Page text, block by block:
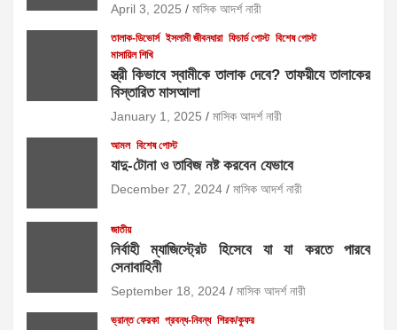
April 3, 2025 মাসিক আদর্শ নারী
তালাক-ডিভোর্স ইসলামী জীবনধারা ফিচার্ড পোস্ট বিশেষ পোস্ট
মাসায়িল শিখি
স্ত্রী কিভাবে স্বামীকে তালাক দেবে? তাফয়ীযে তালাকের
বিস্তারিত মাসআলা
January 1, 2025 মাসিক আদর্শ নারী
আমল বিশেষ পোস্ট
যাদু-টোনা ও তাবিজ নষ্ট করবেন যেভাবে
December 27, 2024 মাসিক আদর্শ নারী
জাতীয়
নির্বাহী ম্যাজিস্ট্রেট হিসেবে যা যা করতে পারবে
সেনাবাহিনী
September 18, 2024 মাসিক আদর্শ নারী
ভ্রান্ত ফেরকা প্রবন্ধ-নিবন্ধ শিরক/কুফর